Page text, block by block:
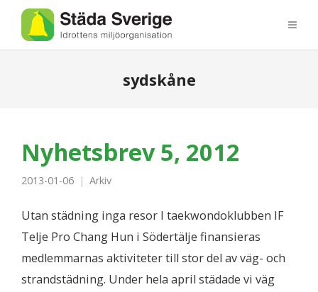
sydskåne
Nyhetsbrev 5, 2012
2013-01-06 Arkiv
Utan städning inga resor I taekwondoklubben IF
Telje Pro Chang Hun i Södertälje finansieras
medlemmarnas aktiviteter till stor del av väg- och
strandstädning. Under hela april städade vi väg